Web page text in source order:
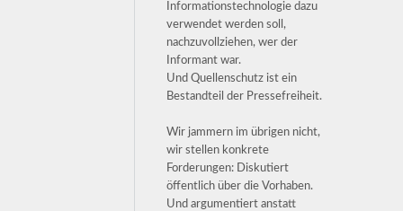
Informationstechnologie dazu
verwendet werden soll,
nachzuvollziehen, wer der
Informant war.
Und Quellenschutz ist ein
Bestandteil der Pressefreiheit.
Wir jammern im übrigen nicht,
wir stellen konkrete
Forderungen: Diskutiert
öffentlich über die Vorhaben.
Und argumentiert anstatt